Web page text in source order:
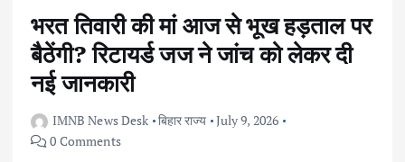
भरत तिवारी की मां आज से भूख हड़ताल पर
बैठेंगी? रिटायर्ड जज ने जांच को लेकर दी
नई जानकारी
IMNB News Desk बिहार राज्य July 9, 2026
0 Comments